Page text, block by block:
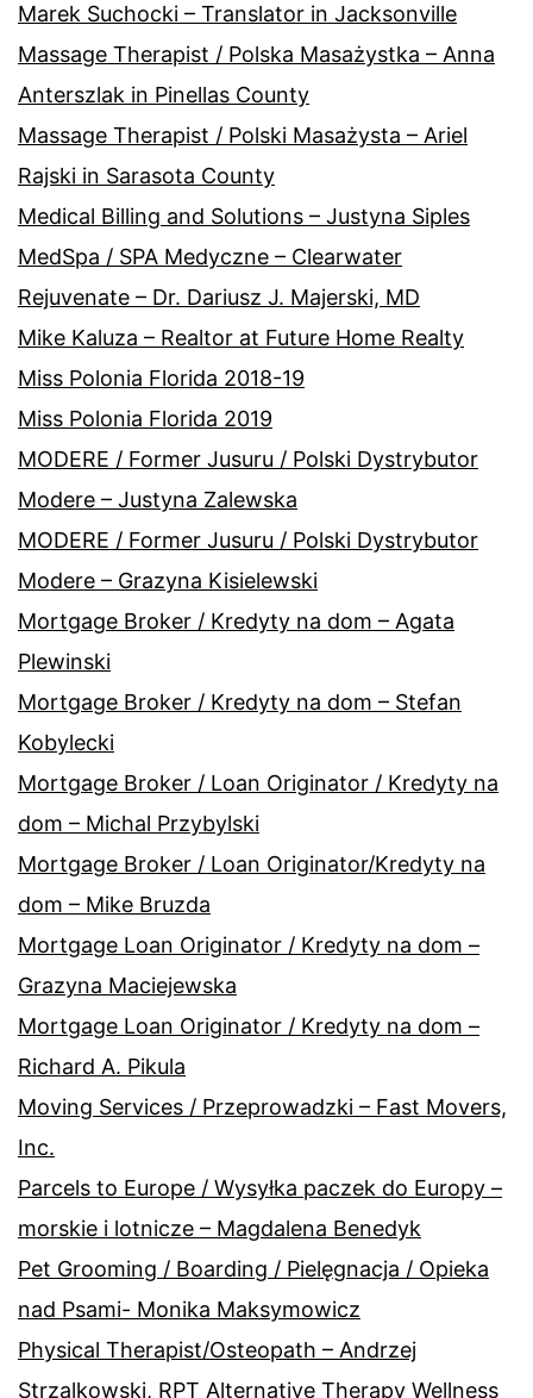
Marek Suchocki – Translator in Jacksonville
Massage Therapist / Polska Masażystka – Anna
Anterszlak in Pinellas County
Massage Therapist / Polski Masażysta – Ariel
Rajski in Sarasota County
Medical Billing and Solutions – Justyna Siples
MedSpa / SPA Medyczne – Clearwater
Rejuvenate – Dr. Dariusz J. Majerski, MD
Mike Kaluza – Realtor at Future Home Realty
Miss Polonia Florida 2018-19
Miss Polonia Florida 2019
MODERE / Former Jusuru / Polski Dystrybutor
Modere – Justyna Zalewska
MODERE / Former Jusuru / Polski Dystrybutor
Modere – Grazyna Kisielewski
Mortgage Broker / Kredyty na dom – Agata
Plewinski
Mortgage Broker / Kredyty na dom – Stefan
Kobylecki
Mortgage Broker / Loan Originator / Kredyty na
dom – Michal Przybylski
Mortgage Broker / Loan Originator/Kredyty na
dom – Mike Bruzda
Mortgage Loan Originator / Kredyty na dom –
Grazyna Maciejewska
Mortgage Loan Originator / Kredyty na dom –
Richard A. Pikula
Moving Services / Przeprowadzki – Fast Movers,
Inc.
Parcels to Europe / Wysyłka paczek do Europy –
morskie i lotnicze – Magdalena Benedyk
Pet Grooming / Boarding / Pielęgnacja / Opieka
nad Psami- Monika Maksymowicz
Physical Therapist/Osteopath – Andrzej
Strzalkowski, RPT Alternative Therapy Wellness